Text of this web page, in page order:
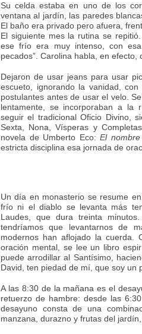
Su celda estaba en uno de los
ventana al jardín, las paredes
El baño era privado pero afuera,
El siguiente mes la rutina se
ese frío era muy intenso, con
pecados”. Carolina habla, en efecto,
Dejaron de usar jeans para usar
escueto, ignorando la vanidad,
postulantes antes de usar el velo.
lentamente, se incorporaban a la
seguir el tradicional Oficio Divino,
Sexta, Nona, Vísperas y
novela de Umberto Eco:El
estricta disciplina esa jornada de
Un día en monasterio se resume
frío ni el diablo se levanta más
Laudes, que dura treinta
tendríamos que levantarnos de
modernos han aflojado la cuerda.
oración mental, se lee un libro
puede arrodillar al Santísimo,
David, ten piedad de mí, que soy un
A las 8:30 de la mañana es el
retuerzo de hambre: desde las
desayuno consta de una
manzana, durazno y frutas del